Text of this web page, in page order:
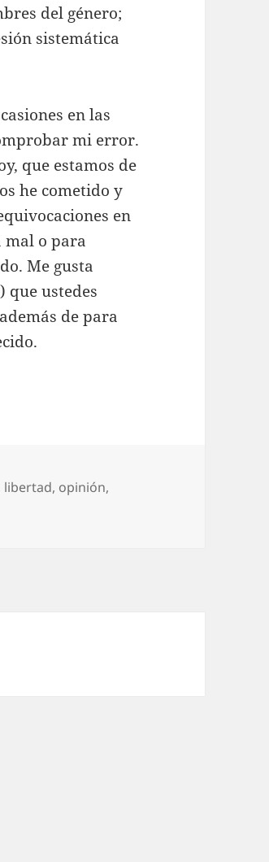
del género;
sistemática
en las
mi error.
que estamos de
he cometido y
en
mal o para
Me gusta
que ustedes
de para
libertad, opinión,